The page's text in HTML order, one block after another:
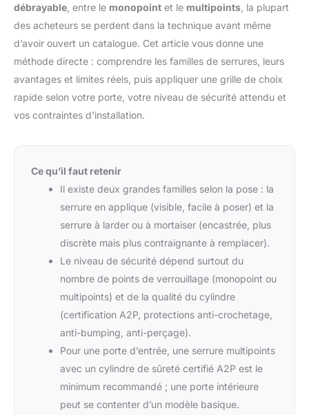
débrayable , entre le monopoint et le multipoints , la plupart
des acheteurs se perdent dans la technique avant même
d’avoir ouvert un catalogue. Cet article vous donne une
méthode directe : comprendre les familles de serrures, leurs
avantages et limites réels, puis appliquer une grille de choix
rapide selon votre porte, votre niveau de sécurité attendu et
vos contraintes d’installation.
Ce qu’il faut retenir
Il existe deux grandes familles selon la pose : la
serrure en applique (visible, facile à poser) et la
serrure à larder ou à mortaiser (encastrée, plus
discrète mais plus contraignante à remplacer).
Le niveau de sécurité dépend surtout du
nombre de points de verrouillage (monopoint ou
multipoints) et de la qualité du cylindre
(certification A2P, protections anti-crochetage,
anti-bumping, anti-perçage).
Pour une porte d’entrée, une serrure multipoints
avec un cylindre de sûreté certifié A2P est le
minimum recommandé ; une porte intérieure
peut se contenter d’un modèle basique.